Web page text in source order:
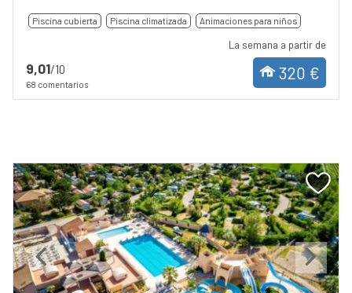
Piscina cubierta Piscina climatizada Animaciones para niños
9,01/10
68 comentarios
La semana a partir de
320 €
Previous Next